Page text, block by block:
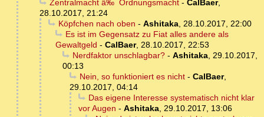
Zentralmacht â‰ Ordnungsmacht- CalBaer,
28.10.2017, 21:24
Köpfchen nach oben - Ashitaka, 28.10.2017, 22:00
Es ist im Gegensatz zu Fiat alles andere als
Gewaltgeld - CalBaer, 28.10.2017, 22:53
Nerdfaktor unschlagbar?- Ashitaka, 29.10.2017,
00:13
Nein, so funktioniert es nicht- CalBaer,
29.10.2017, 04:14
Das eigene Interesse systematisch nicht klar
vor Augen - Ashitaka, 29.10.2017, 13:06